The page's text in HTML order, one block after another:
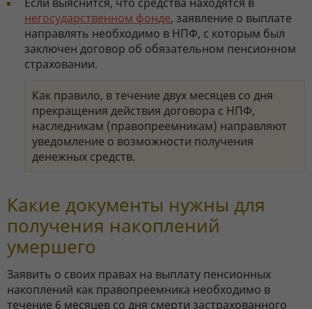
негосударственном фонде, заявление о выплате
направлять необходимо в НПФ, с которым был
заключен договор об обязательном пенсионном
страховании.
Как правило, в течение двух месяцев со дня
прекращения действия договора с НПФ,
наследникам (правопреемникам) направляют
уведомление о возможности получения
денежных средств.
Какие документы нужны для
получения накоплений
умершего
Заявить о своих правах на выплату пенсионных
накоплений как правопреемника необходимо в
течение 6 месяцев со дня смерти застрахованного